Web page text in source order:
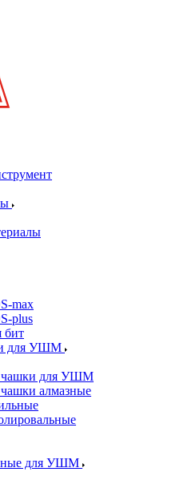
max
plus
бит
для УШМ
чашки для УШМ
алмазные
для УШМ